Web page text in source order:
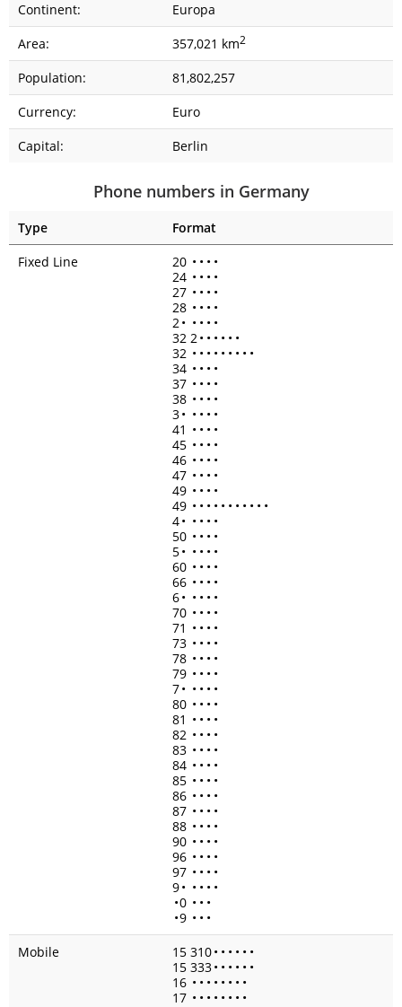
Continent:
Europa
Area:
357,021 km2
Population:
81,802,257
Currency:
Euro
Capital:
Berlin
Phone numbers in Germany
Type
Format
Fixed Line
20 • • • •
24 • • • •
27 • • • •
28 • • • •
2• • • • •
32 2• • • • • •
32 • • • • • • • • •
34 • • • •
37 • • • •
38 • • • •
3• • • • •
41 • • • •
45 • • • •
46 • • • •
47 • • • •
49 • • • •
49 • • • • • • • • • • •
4• • • • •
50 • • • •
5• • • • •
60 • • • •
66 • • • •
6• • • • •
70 • • • •
71 • • • •
73 • • • •
78 • • • •
79 • • • •
7• • • • •
80 • • • •
81 • • • •
82 • • • •
83 • • • •
84 • • • •
85 • • • •
86 • • • •
87 • • • •
88 • • • •
90 • • • •
96 • • • •
97 • • • •
9• • • • •
•0 • • •
•9 • • •
Mobile
15 310• • • • • •
15 333• • • • • •
16 • • • • • • • •
17 • • • • • • • •